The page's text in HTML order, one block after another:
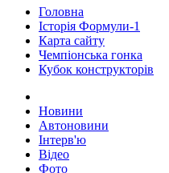
Головна
Історія Формули-1
Карта сайту
Чемпіонська гонка
Кубок конструкторів
Новини
Автоновини
Інтерв'ю
Відео
Фото